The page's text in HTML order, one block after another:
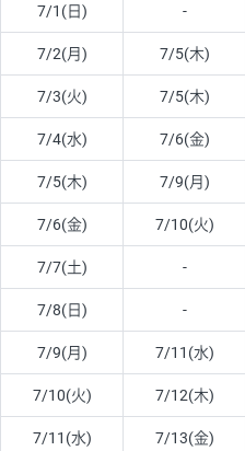
7/1(日) -
7/2(月) 7/5(木)
7/3(火) 7/5(木)
7/4(水) 7/6(金)
7/5(木) 7/9(月)
7/6(金) 7/10(火)
7/7(土) -
7/8(日) -
7/9(月) 7/11(水)
7/10(火) 7/12(木)
7/11(水) 7/13(金)